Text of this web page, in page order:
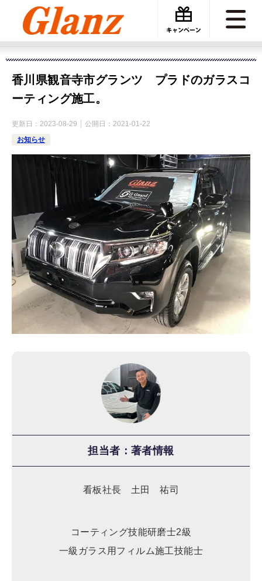
カーケアグランツ
施工事例
香川県観音寺市グランツ プラドのガラスコーティング施工。
香川県観音寺市グランツ プラドのガラスコ
ーティング施工。
更新日： 2023-08-29 公開日： 2021-01-22
お知らせ
担当者：著者情報
看板社長 土田 祐司
コーティング技能研磨士2級
一級ガラス用フィルム施工技能士